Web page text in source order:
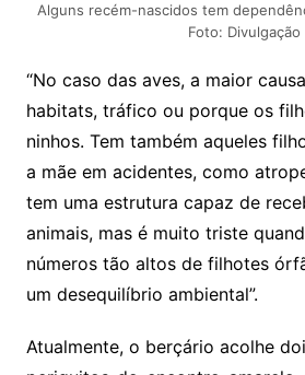
Alguns recém-nascidos tem
Foto: Divulgação
“No caso das aves, a maior
habitats, tráfico ou porque os
ninhos. Tem também aqueles
a mãe em acidentes, como
tem uma estrutura capaz de
animais, mas é muito triste
números tão altos de filhotes
um desequilíbrio ambiental”.
Atualmente, o berçário acolhe